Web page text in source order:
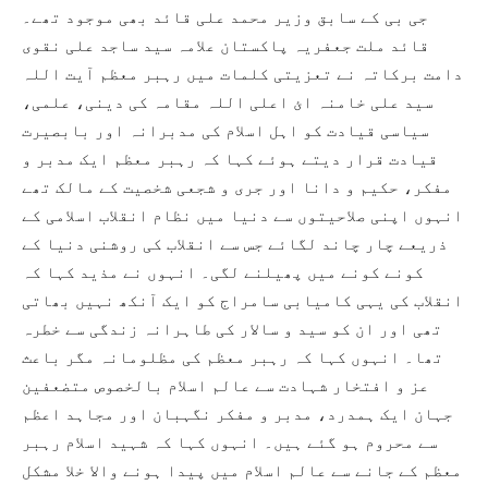
جی بی کے سابق وزیر محمد علی قائد بھی موجود تھے۔
قائد ملت جعفریہ پاکستان علامہ سید ساجد علی نقوی
دامت برکاتہ نے تعزیتی کلمات میں رہبر معظم آیت اللہ
سید علی خامنہ ائ اعلی اللہ مقامہ کی دینی، علمی،
سیاسی قیادت کو اہل اسلام کی مدبرانہ اور بابصیرت
قیادت قرار دیتے ہوئے کہا کہ رہبر معظم ایک مدبر و
مفکر، حکیم و دانا اور جری و شجعی شخصیت کے مالک تھے
انہوں اپنی صلاحیتوں سے دنیا میں نظام انقلاب اسلامی کے
ذریعے چار چاند لگائے جس سے انقلاب کی روشنی دنیا کے
کونے کونے میں پھیلنے لگی۔ انہوں نے مذید کہا کہ
انقلاب کی یہی کامیابی سامراج کو ایک آنکھ نہیں بھاتی
تھی اور ان کو سید و سالار کی طاہرانہ زندگی سے خطرہ
تھا۔ انہوں کہا کہ رہبر معظم کی مظلومانہ مگر باعث
عز و افتخار شہادت سے عالم اسلام بالخصوص متضعفین
جہان ایک ہمدرد، مدبر و مفکر نگہبان اور مجاہد اعظم
سے محروم ہو گئے ہیں۔ انہوں کہا کہ شہید اسلام رہبر
معظم کے جانے سے عالم اسلام میں پیدا ہونے والا خلا مشکل